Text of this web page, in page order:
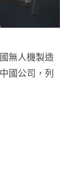
無人機製造
國公司，列